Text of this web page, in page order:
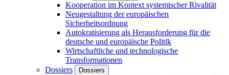
Kooperation im Kontext systemischer Rivalität
Neugestaltung der europäischen
Sicherheitsordnung
Autokratisierung als Herausforderung für die
deutsche und europäische Politik
Wirtschaftliche und technologische
Transformationen
Dossiers
Dossiers